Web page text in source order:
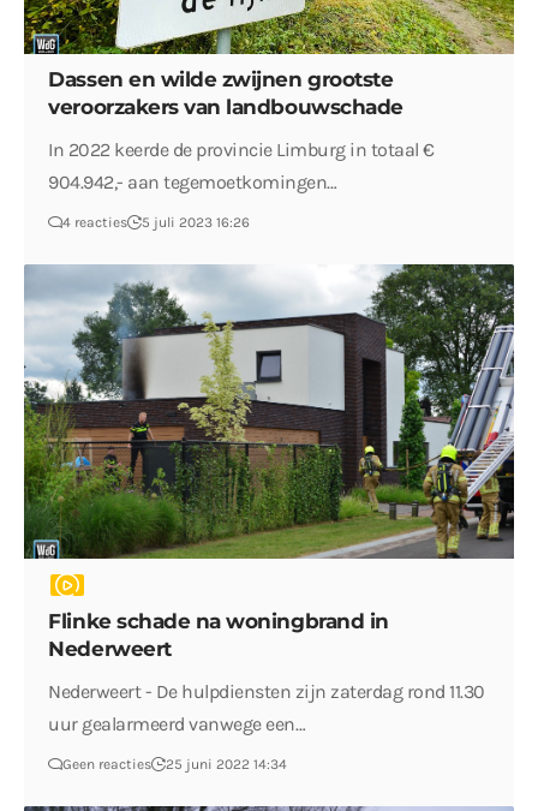
Dassen en wilde zwijnen grootste
veroorzakers van landbouwschade
In 2022 keerde de provincie Limburg in totaal €
904.942,- aan tegemoetkomingen…
4 reacties 5 juli 2023 16:26
Flinke schade na woningbrand in
Nederweert
Nederweert - De hulpdiensten zijn zaterdag rond 11.30
uur gealarmeerd vanwege een…
Geen reacties 25 juni 2022 14:34